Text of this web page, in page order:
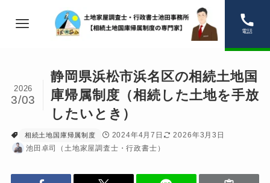
電話
静岡県浜松市浜名区の相続土地国
庫帰属制度（相続した土地を手放
したいとき）
2026
3/03
相続土地国庫帰属制度 2024年4月7日
2026年3月3日
池田卓司（土地家屋調査士・行政書士）